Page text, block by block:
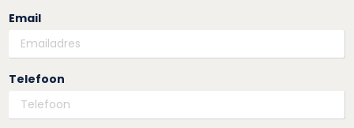
Email
Telefoon